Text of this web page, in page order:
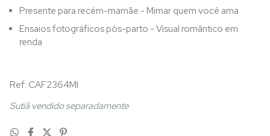
Presente para recém-mamãe - Mimar quem você ama
Ensaios fotográficos pós-parto - Visual romântico em
renda
Ref: CAF2364MI
Sutiã vendido separadamente